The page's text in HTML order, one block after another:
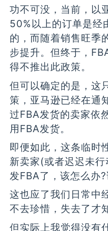
功不可没，当前，以
50%以上的订单是经
的，而随着销售旺季
步提升。但终于，
得不推出此政策。
但可以确定的是，这
策，亚马逊已经在通
过FBA发货的卖家依
用FBA发货。
即便如此，这条临时
新卖家(或者迟迟未
发FBA了，该怎么办
这也应了我们日常中
不去珍惜，失去了才
但实际上我觉得没有